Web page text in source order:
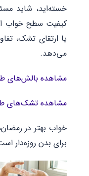
خسته‌اید، شاید
کیفیت سطح خواب
یا ارتقای تشک،
می‌دهد.
مشاهده بالش‌های
مشاهده تشک‌های
خواب بهتر در
برای بدن روزه‌دار